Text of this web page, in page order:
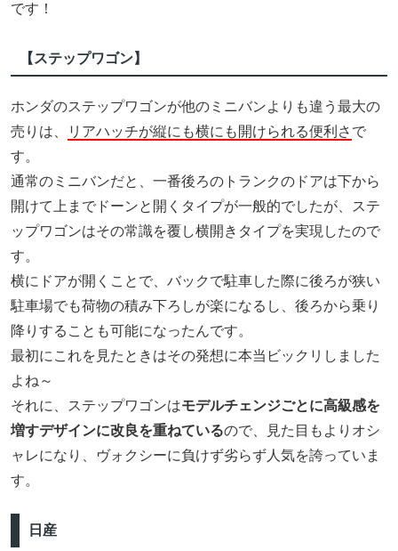
です！
【ステップワゴン】
ホンダのステップワゴンが他のミニバンよりも違う最大の
売りは、
リアハッチが縦にも横にも開けられる便利さ で
す。
通常のミニバンだと、一番後ろのトランクのドアは下から
開けて上までドーンと開くタイプが一般的でしたが、ステ
ップワゴンはその常識を覆し横開きタイプを実現したので
す。
横にドアが開くことで、バックで駐車した際に後ろが狭い
駐車場でも荷物の積み下ろしが楽になるし、後ろから乗り
降りすることも可能になったんです。
最初にこれを見たときはその発想に本当ビックリしました
よね～
それに、ステップワゴンはモデルチェンジごとに高級感を
増すデザインに改良を重ねているので、見た目もよりオシ
ャレになり、ヴォクシーに負けず劣らず人気を誇っていま
す。
日産